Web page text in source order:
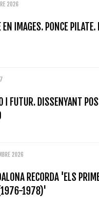
2026
IMAGES. PONCE PILATE.
I FUTUR. DISSENYANT
2026
RECORDA 'ELS
(1976-1978)'